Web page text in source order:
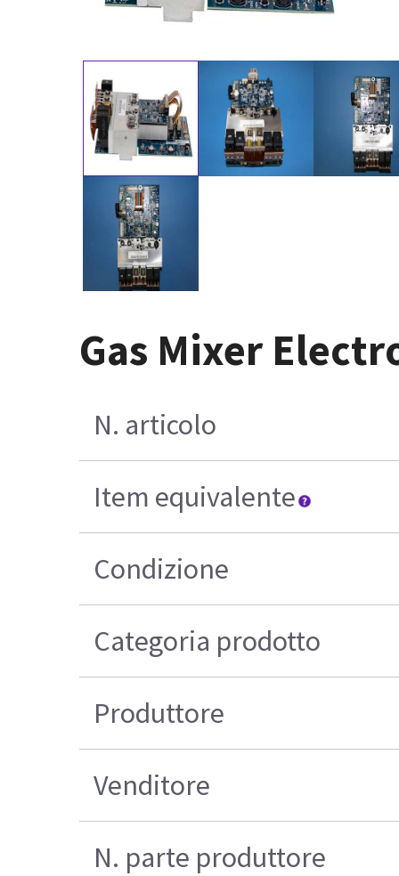
Gas Mixer
N. articolo
Item equivalente
Condizione
Categoria prodotto
Produttore
Venditore
N. parte produttore